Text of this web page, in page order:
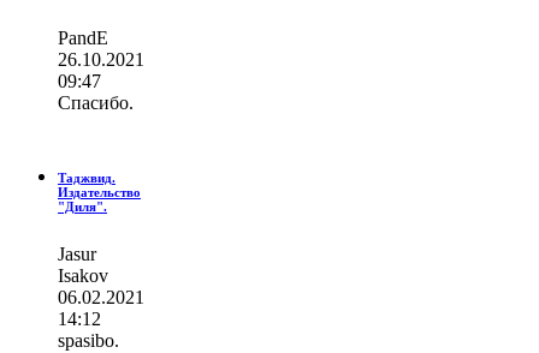
PandE
26.10.2021
09:47
Спасибо.
Таджвид.
Издательство
"Диля".
Jasur
Isakov
06.02.2021
14:12
spasibo.